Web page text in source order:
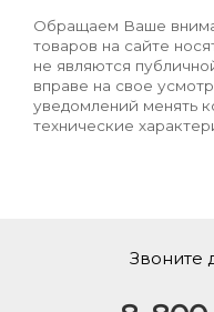
Обращаем Ваше
товаров на сайте
не являются
вправе на свое
уведомлений менять
технические
Звоните